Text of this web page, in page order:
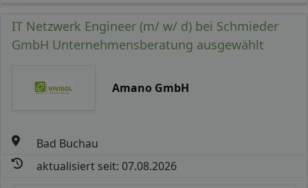
IT Netzwerk Engineer (m/ w/ d) bei Schmieder
GmbH Unternehmensberatung ausgewählt
Amano GmbH
Bad Buchau
aktualisiert seit: 07.08.2026